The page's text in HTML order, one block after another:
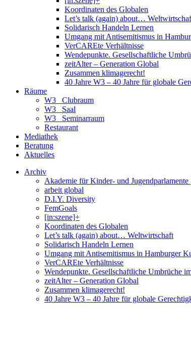
Koordinaten des Globalen
Let’s talk (again) about…
Solidarisch Handeln Lernen
Umgang mit Antisemitismus in
VerCAREte Verhältnisse
Wendepunkte. Gesellschaftliche
zeitAlter – Generation Global
Zusammen klimagerecht!
40 Jahre W3 – 40 Jahre für globale
Räume
W3_ Clubraum
W3_ Saal
W3_ Seminarraum
Restaurant
Mediathek
Beratung
Aktuelles
Archiv
Akademie für Kinder- und
arbeit global
D.I.Y. Diversity
FemGoals
[in:szene]+
Koordinaten des Globalen
Let’s talk (again) about… Weltwirtschaft
Solidarisch Handeln Lernen
Umgang mit Antisemitismus in Hamburger
VerCAREte Verhältnisse
Wendepunkte. Gesellschaftliche Umbrüche
zeitAlter – Generation Global
Zusammen klimagerecht!
40 Jahre W3 – 40 Jahre für globale